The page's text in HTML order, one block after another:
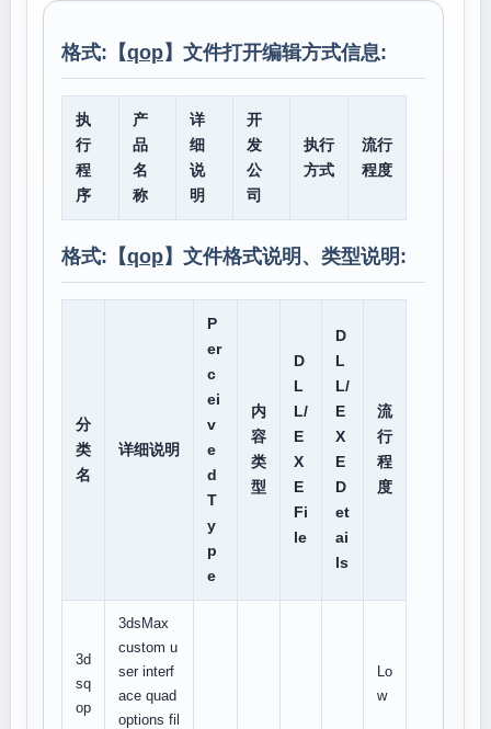
格式:【qop】文件打开编辑方式信息:
执
行
程
序
产
品
名
称
详
细
说
明
开
发
公
司
执行
方式
流行
程度
格式:【qop】文件格式说明、类型说明:
分
类
名
详细说明
P
er
c
ei
v
e
d
T
y
p
e
内
容
类
型
D
L
L/
E
X
E
Fi
le
D
L
L/
E
X
E
D
et
ai
ls
流
行
程
度
3d
sq
op
3dsMax
custom u
ser interf
ace quad
options fil
Lo
w